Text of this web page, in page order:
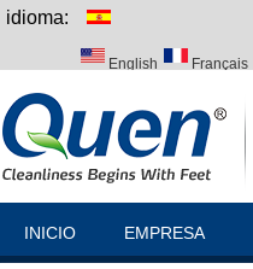
idioma:
English Français
INICIO EMPRESA